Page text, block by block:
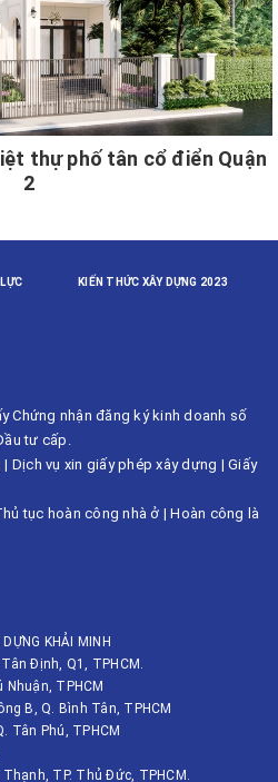
thự phố tân cổ điển Quận
2
KIẾN THỨC XÂY DỰNG 2023
Chứng nhận đăng ký kinh doanh số
tư cấp.
| Dịch vụ xin giấy phép xây dựng | Giấy
tục hoàn công nhà ở |Hoàn công là
KHẢI MINH
Định, Q1, TPHCM.
Nhuận, TPHCM
B, Q. Bình Tân, TPHCM
Tân Phú, TPHCM
TP. Thủ Đức, TPHCM.